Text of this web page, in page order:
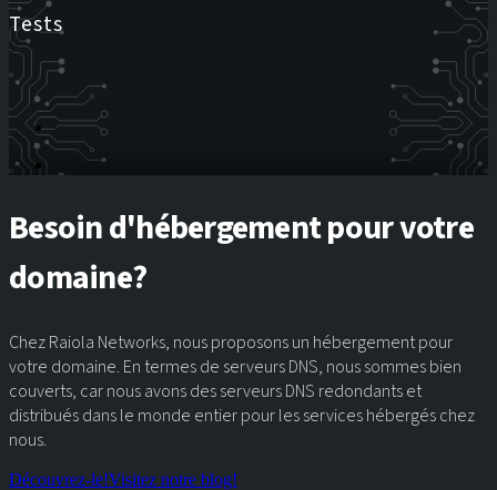
Tests
Besoin d'hébergement pour votre
domaine?
Chez Raiola Networks, nous proposons un hébergement pour
votre domaine. En termes de serveurs DNS, nous sommes bien
couverts, car nous avons des serveurs DNS redondants et
distribués dans le monde entier pour les services hébergés chez
nous.
Découvrez-le!Visitez notre blog!